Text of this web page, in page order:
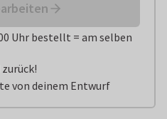
Uhr bestellt = am selben
von deinem Entwurf